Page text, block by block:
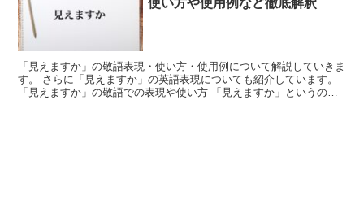
「見えますか」の敬語表現・使い方・使用例について解説していきま
す。 さらに「見えますか」の英語表現についても紹介しています。
「見えますか」の敬語での表現や使い方 「見えますか」というのは